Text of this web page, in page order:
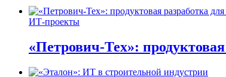
ИТ-проекты
«Петрович-Тех»: